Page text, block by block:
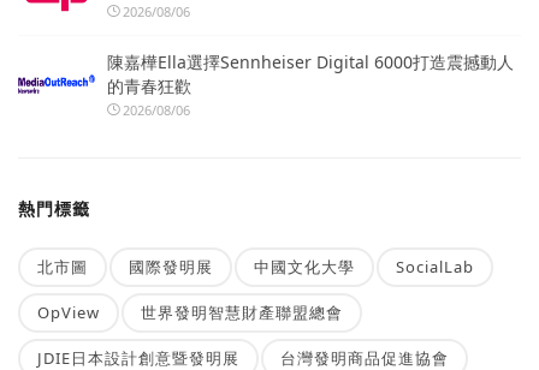
2026/08/06
陳嘉樺Ella選擇Sennheiser Digital 6000打造震撼動人
的青春狂歡
2026/08/06
熱門標籤
北市圖 國際發明展 中國文化大學 SocialLab
OpView 世界發明智慧財產聯盟總會
JDIE日本設計創意暨發明展 台灣發明商品促進協會